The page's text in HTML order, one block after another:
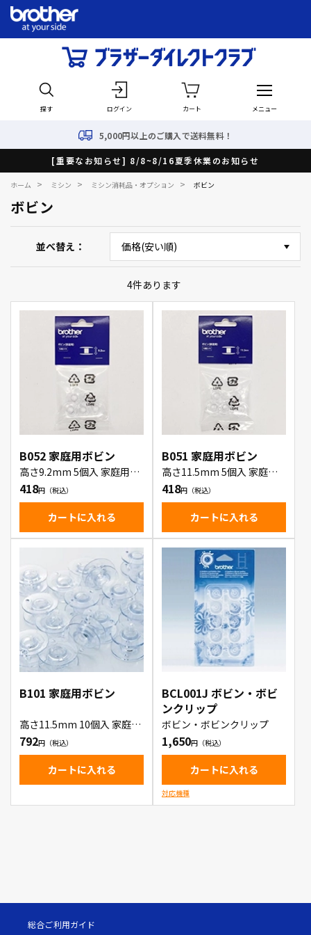
探す ログイン カート メニュー
5,000円以上のご購入で送料無料！
[重要なお知らせ] 8/8~8/16夏季休業のお知らせ
ホーム > ミシン > ミシン消耗品・オプション > ボビン
ボビン
並べ替え
4件あります
B052 家庭用ボビン
高さ9.2mm 5個入 家庭用ボ
ビン
418
カートに入れる
B051 家庭用ボビン
高さ11.5mm 5個入 家庭用
ボビン
418
カートに入れる
B101 家庭用ボビン
高さ11.5mm 10個入 家庭用
ボビン
792
カートに入れる
BCL001J ボビン・ボビ
ンクリップ
ボビン・ボビンクリップ
1,650
カートに入れる
対応機種
総合ご利用ガイド